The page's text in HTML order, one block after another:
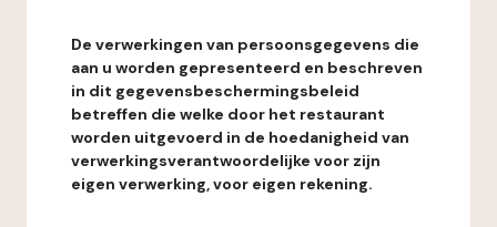
De verwerkingen van persoonsgegevens die
aan u worden gepresenteerd en beschreven
in dit gegevensbeschermingsbeleid
betreffen die welke door het restaurant
worden uitgevoerd in de hoedanigheid van
verwerkingsverantwoordelijke voor zijn
eigen verwerking, voor eigen rekening.